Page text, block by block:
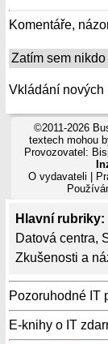
Hlavní rubriky:
Datová centra,
Zkušenosti a
Pozoruhodné IT
E-knihy o IT
Komentáře,
Zatím sem
Vkládání nových
©2011-2026
textech mohou
Provozovatel:
O vydavateli